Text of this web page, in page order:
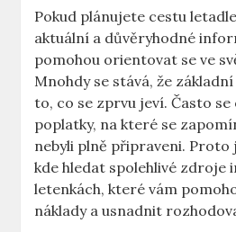
Pokud plánujete cestu
aktuální a důvěryhodné
pomohou orientovat se ve
Mnohdy se stává, že
to, co se zprvu jeví. Často se
poplatky, na které se
nebyli plně připraveni. Proto
kde hledat spolehlivé zdroje
letenkách, které vám
náklady a usnadnit